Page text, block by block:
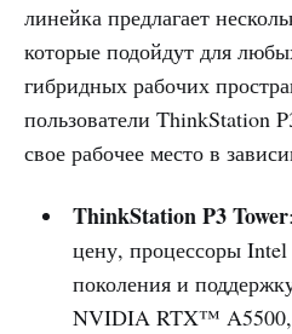
линейка предлагает
которые подойдут для
гибридных рабочих
пользователи ThinkStation
свое рабочее место в
ThinkStation P3 Tower
цену, процессоры Intel
поколения и
NVIDIA RTX™ A5500,